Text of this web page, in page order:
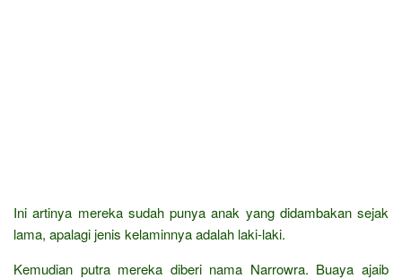
Ini artinya mereka sudah punya anak yang didambakan sejak
lama, apalagi jenis kelaminnya adalah laki-laki.
Kemudian putra mereka diberi nama Narrowra. Buaya ajaib